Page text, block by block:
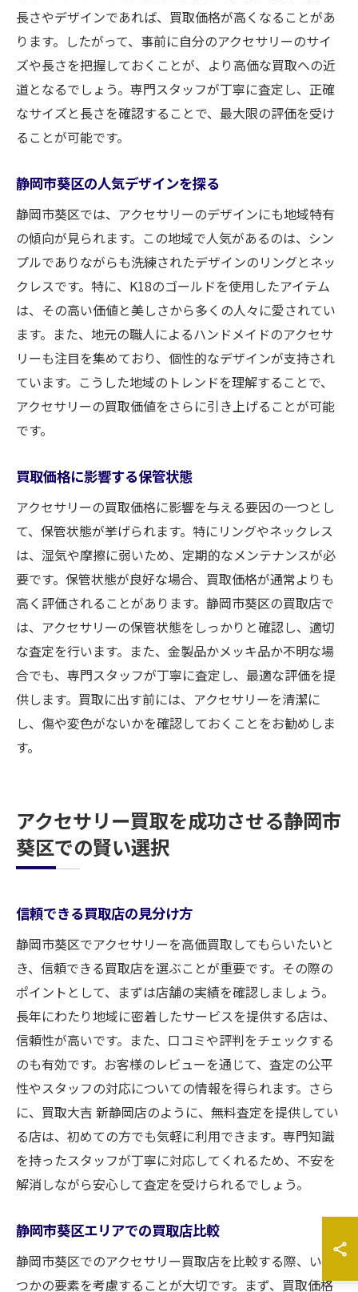
長さやデザインであれば、買取価格が高くなることがあ
ります。したがって、事前に自分のアクセサリーのサイ
ズや長さを把握しておくことが、より高価な買取への近
道となるでしょう。専門スタッフが丁寧に査定し、正確
なサイズと長さを確認することで、最大限の評価を受け
ることが可能です。
静岡市葵区の人気デザインを探る
静岡市葵区では、アクセサリーのデザインにも地域特有
の傾向が見られます。この地域で人気があるのは、シン
プルでありながらも洗練されたデザインのリングとネッ
クレスです。特に、K18のゴールドを使用したアイテム
は、その高い価値と美しさから多くの人々に愛されてい
ます。また、地元の職人によるハンドメイドのアクセサ
リーも注目を集めており、個性的なデザインが支持され
ています。こうした地域のトレンドを理解することで、
アクセサリーの買取価値をさらに引き上げることが可能
です。
買取価格に影響する保管状態
アクセサリーの買取価格に影響を与える要因の一つとし
て、保管状態が挙げられます。特にリングやネックレス
は、湿気や摩擦に弱いため、定期的なメンテナンスが必
要です。保管状態が良好な場合、買取価格が通常よりも
高く評価されることがあります。静岡市葵区の買取店で
は、アクセサリーの保管状態をしっかりと確認し、適切
な査定を行います。また、金製品かメッキ品か不明な場
合でも、専門スタッフが丁寧に査定し、最適な評価を提
供します。買取に出す前には、アクセサリーを清潔に
し、傷や変色がないかを確認しておくことをお勧めしま
す。
アクセサリー買取を成功させる静岡市
葵区での賢い選択
信頼できる買取店の見分け方
静岡市葵区でアクセサリーを高価買取してもらいたいと
き、信頼できる買取店を選ぶことが重要です。その際の
ポイントとして、まずは店舗の実績を確認しましょう。
長年にわたり地域に密着したサービスを提供する店は、
信頼性が高いです。また、口コミや評判をチェックする
のも有効です。お客様のレビューを通じて、査定の公平
性やスタッフの対応についての情報を得られます。さら
に、買取大吉 新静岡店のように、無料査定を提供してい
る店は、初めての方でも気軽に利用できます。専門知識
を持ったスタッフが丁寧に対応してくれるため、不安を
解消しながら安心して査定を受けられるでしょう。
静岡市葵区エリアでの買取店比較
静岡市葵区でのアクセサリー買取店を比較する際、いく
つかの要素を考慮することが大切です。まず、買取価格